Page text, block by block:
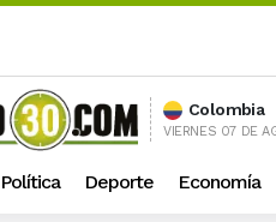
Colombia
VIERNES 07 DE
Política Deporte Economía